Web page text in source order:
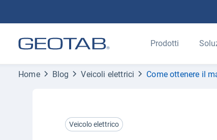
Prodotti
Home Blog Veicoli elettrici Come ottenere il
Veicolo elettrico